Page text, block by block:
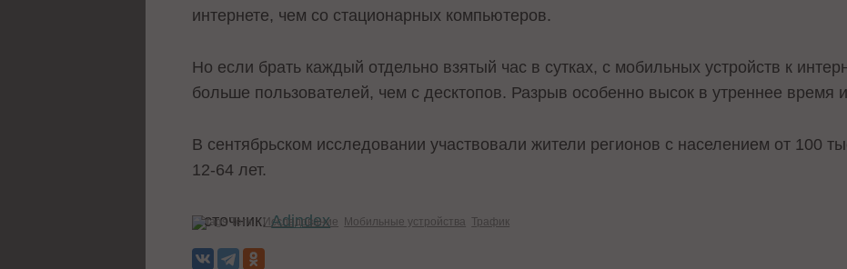
интернете, чем со стационарных компьютеров.
Но если брать каждый отдельно взятый час в сутках, с мобильных устройств к
больше пользователей, чем с десктопов. Разрыв особенно высок в утреннее время
В сентябрьском исследовании участвовали жители регионов с населением от 100
12-64 лет.
Источник:Adindex
Теги: Исследование Мобильные устройства Трафик